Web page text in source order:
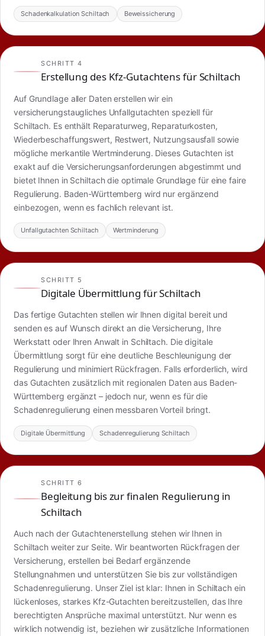
Schadenkalkulation Schiltach Beweissicherung
SCHRITT 4
Erstellung des Kfz-Gutachtens für Schiltach
Auf Grundlage aller Daten erstellen wir ein
versicherungstaugliches Unfallgutachten speziell für
Schiltach. Es enthält Reparaturweg, Reparaturkosten,
Wiederbeschaffungswert, Restwert, Nutzungsausfall sowie
mögliche merkantile Wertminderung. Dieses Gutachten ist
exakt auf die Versicherungsanforderungen abgestimmt und
bietet Ihnen in Schiltach die optimale Grundlage für eine faire
Regulierung. Baden-Württemberg wird nur ergänzend
einbezogen, wenn es fachlich relevant ist.
Unfallgutachten Schiltach Wertminderung
SCHRITT 5
Digitale Übermittlung für Schiltach
Das fertige Gutachten stellen wir Ihnen digital bereit und
senden es auf Wunsch direkt an die Versicherung, Ihre
Werkstatt oder Ihren Anwalt in Schiltach. Die digitale
Übermittlung sorgt für eine deutliche Beschleunigung der
Regulierung und minimiert Rückfragen. Falls erforderlich, wird
das Gutachten zusätzlich mit regionalen Daten aus Baden-
Württemberg ergänzt – jedoch nur, wenn es für die
Schadenregulierung einen messbaren Vorteil bringt.
Digitale Übermittlung Schadenregulierung Schiltach
SCHRITT 6
Begleitung bis zur finalen Regulierung in
Schiltach
Auch nach der Gutachtenerstellung stehen wir Ihnen in
Schiltach weiter zur Seite. Wir beantworten Rückfragen der
Versicherung, erstellen bei Bedarf ergänzende
Stellungnahmen und unterstützen Sie bis zur vollständigen
Schadenregulierung. Unser Ziel ist klar: Ihnen in Schiltach ein
lückenloses, starkes Kfz-Gutachten bereitzustellen, das Ihre
berechtigten Ansprüche maximal unterstützt. Nur wenn es
wirklich notwendig ist, beziehen wir zusätzliche Informationen